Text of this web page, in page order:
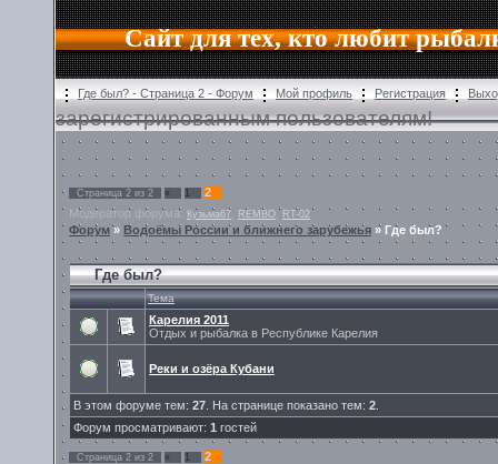
Сайт для тех, кто любит
Где был? - Страница 2 - Форум Мой профиль Регистрация
зарегистрированным пользователям!
Страница 2 из 2 « 1
2
Модератор форума: Кузьма67 REMBO , RT-02
Форум» Водоёмы России и ближнего зарубежья » Где был?
Где был?
Тема
Карелия 2011
Отдых и рыбалка в Республике Карелия
Реки и озёра Кубани
В этом форуме тем: 27 . На странице показано тем: 2
Форум просматривают: 1 гостей
Страница 2 из 2 « 1 2